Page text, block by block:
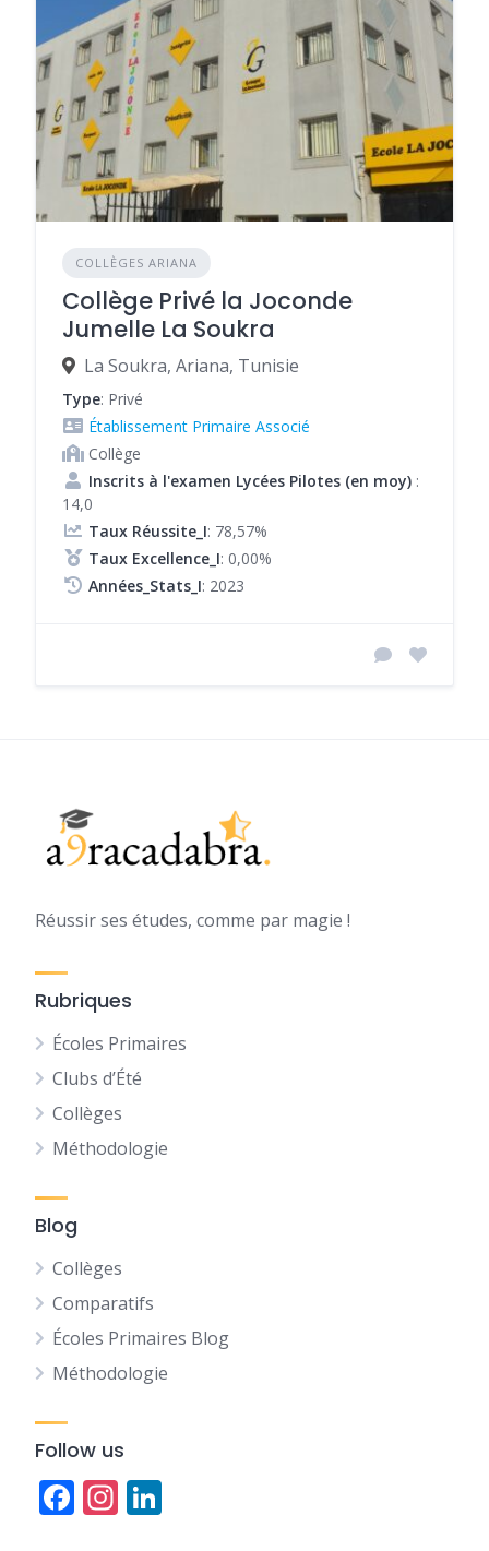
COLLÈGES ARIANA
Collège Privé la Joconde
Jumelle La Soukra
La Soukra, Ariana, Tunisie
Type: Privé
Établissement Primaire Associé
Collège
Inscrits à l'examen Lycées Pilotes (en moy) :
14,0
Taux Réussite_I: 78,57%
Taux Excellence_I: 0,00%
Années_Stats_I: 2023
Réussir ses études, comme par magie !
Rubriques
Écoles Primaires
Clubs d’Été
Collèges
Méthodologie
Blog
Collèges
Comparatifs
Écoles Primaires Blog
Méthodologie
Follow us
Facebook
Instagram